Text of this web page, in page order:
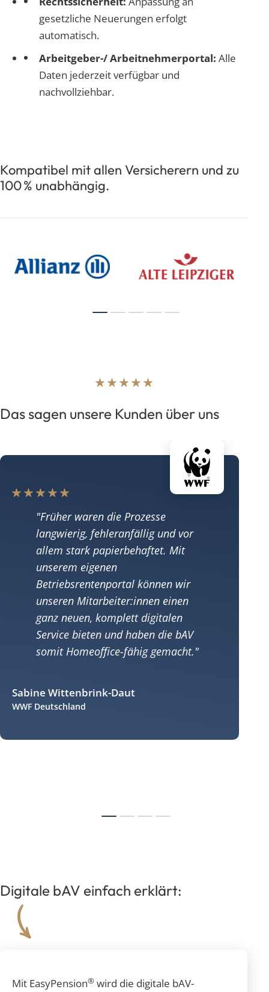
gesetzliche Neuerungen erfolgt
automatisch.
Arbeitgeber-/ Arbeitnehmerportal: Alle
Daten jederzeit verfügbar und
nachvollziehbar.
Kompatibel mit allen Versicherern und zu
100 % unabhängig.
Das sagen unsere Kunden über uns
Früher waren die Prozesse
langwierig, fehleranfällig und vor
allem stark papierbehaftet. Mit
unserem eigenen
Betriebsrentenportal können wir
unseren Mitarbeiter:innen einen
ganz neuen, komplett digitalen
Service bieten und haben die bAV
somit Homeoffice-fähig gemacht.
Sabine Wittenbrink-Daut
WWF Deutschland
Digitale bAV einfach erklärt:
Mit EasyPension® wird die digitale bAV-